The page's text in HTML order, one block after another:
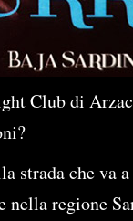
Club di
strada che va
regione